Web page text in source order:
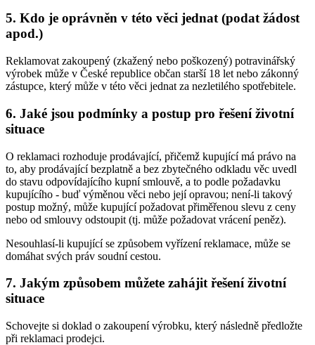
5. Kdo je oprávněn v této věci jednat (podat žádost
apod.)
Reklamovat zakoupený (zkažený nebo poškozený) potravinářský
výrobek může v České republice občan starší 18 let nebo zákonný
zástupce, který může v této věci jednat za nezletilého spotřebitele.
6. Jaké jsou podmínky a postup pro řešení životní
situace
O reklamaci rozhoduje prodávající, přičemž kupující má právo na
to, aby prodávající bezplatně a bez zbytečného odkladu věc uvedl
do stavu odpovídajícího kupní smlouvě, a to podle požadavku
kupujícího - buď výměnou věci nebo její opravou; není-li takový
postup možný, může kupující požadovat přiměřenou slevu z ceny
nebo od smlouvy odstoupit (tj. může požadovat vrácení peněz).
Nesouhlasí-li kupující se způsobem vyřízení reklamace, může se
domáhat svých práv soudní cestou.
7. Jakým způsobem můžete zahájit řešení životní
situace
Schovejte si doklad o zakoupení výrobku, který následně předložte
při reklamaci prodejci.